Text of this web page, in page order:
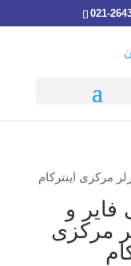
021-
مرکزی اینترکام
فایر و
مرکزی